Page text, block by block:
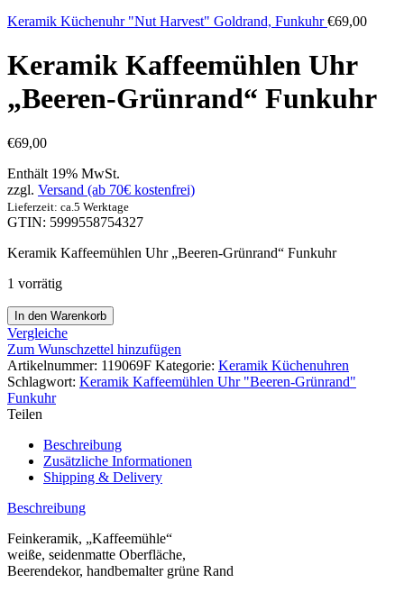
Keramik Küchenuhr "Nut Harvest" Goldrand, Funkuhr€69,00
Keramik Kaffeemühlen Uhr
„Beeren-Grünrand“ Funkuhr
€69,00
Enthält 19% MwSt.
zzgl. Versand (ab 70€ kostenfrei)
Lieferzeit: ca.5 Werktage
GTIN: 5999558754327
Keramik Kaffeemühlen Uhr „Beeren-Grünrand“ Funkuhr
1 vorrätig
In den Warenkorb
Vergleiche
Zum Wunschzettel hinzufügen
Artikelnummer: 119069F Kategorie: Keramik Küchenuhren
Schlagwort: Keramik Kaffeemühlen Uhr "Beeren-Grünrand"
Funkuhr
Teilen
Beschreibung
Zusätzliche Informationen
Shipping & Delivery
Beschreibung
Feinkeramik, „Kaffeemühle“
weiße, seidenmatte Oberfläche,
Beerendekor, handbemalter grüne Rand